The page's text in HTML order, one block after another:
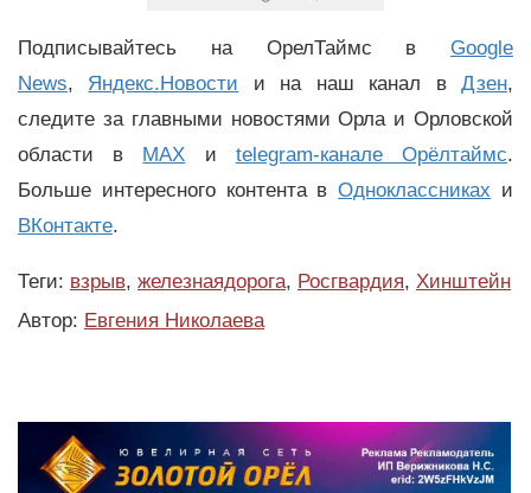
Подписывайтесь на ОрелТаймс в Google
News, Яндекс.Новости и на наш канал вДзен,
следите за главными новостями Орла и Орловской
области в MAX и telegram-канале Орёлтаймс.
Больше интересного контента вОдноклассниках и
ВКонтакте.
Теги: взрыв, железнаядорога, Росгвардия, Хинштейн
Автор: Евгения Николаева